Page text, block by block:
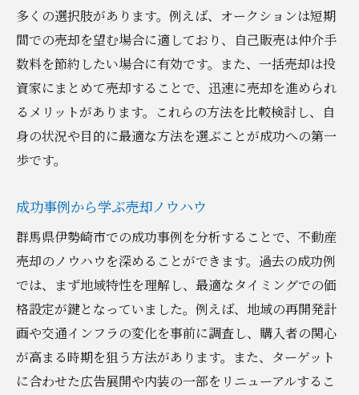
多くの選択肢があります。例えば、オークションは短期
間での売却を望む場合に適しており、自己販売は仲介手
数料を節約したい場合に有効です。また、一括売却は投
資家にまとめて売却することで、迅速に売却を進められ
るメリットがあります。これらの方法を比較検討し、自
身の状況や目的に最適な方法を選ぶことが成功への第一
歩です。
成功事例から学ぶ売却ノウハウ
群馬県伊勢崎市での成功事例を分析することで、不動産
売却のノウハウを深めることができます。過去の成功例
では、まず地域特性を理解し、最適なタイミングでの価
格設定が鍵となっていました。例えば、地域の再開発計
画や交通インフラの変化を事前に調査し、購入者の関心
が高まる時期を狙う方法があります。また、ターゲット
に合わせた広告展開や内装の一部をリニューアルするこ